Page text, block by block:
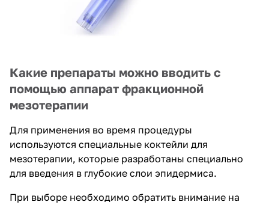
Какие препараты можно вводить с
помощью аппарат фракционной
мезотерапии
Для применения во время процедуры
используются специальные коктейли для
мезотерапии, которые разработаны специально
для введения в глубокие слои эпидермиса.
При выборе необходимо обратить внимание на